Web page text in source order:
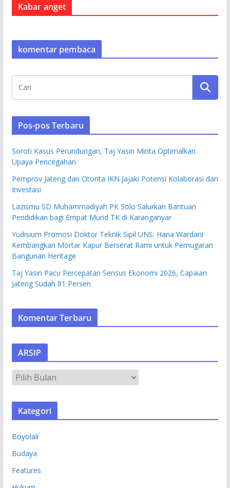
Kabar anget
komentar pembaca
Pos-pos Terbaru
Soroti Kasus Perundungan, Taj Yasin Minta Optimalkan
Upaya Pencegahan
Pemprov Jateng dan Otorita IKN Jajaki Potensi Kolaborasi dan
Investasi
Lazismu SD Muhammadiyah PK Solo Salurkan Bantuan
Pendidikan bagi Empat Murid TK di Karanganyar
Yudisium Promosi Doktor Teknik Sipil UNS: Hana Wardani
Kembangkan Mortar Kapur Berserat Rami untuk Pemugaran
Bangunan Heritage
Taj Yasin Pacu Percepatan Sensus Ekonomi 2026, Capaian
Jateng Sudah 81 Persen
Komentar Terbaru
ARSIP
R
S
Kategori
Boyolali
Budaya
Features